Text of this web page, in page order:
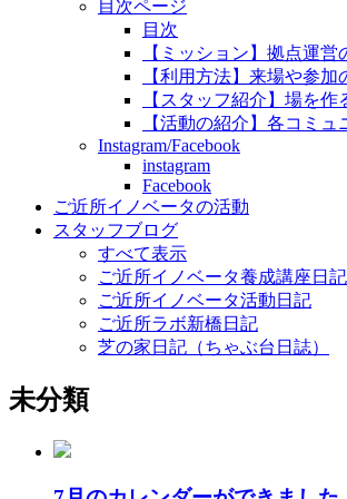
目次ページ
目次
【ミッション】拠点運営
【利用方法】来場や参加
【スタッフ紹介】場を作
【活動の紹介】各コミ
Instagram/Facebook
instagram
Facebook
ご近所イノベータの活動
スタッフブログ
すべて表示
ご近所イノベータ養成講座日記
ご近所イノベータ活動日記
ご近所ラボ新橋日記
芝の家日記（ちゃぶ台日誌）
未分類